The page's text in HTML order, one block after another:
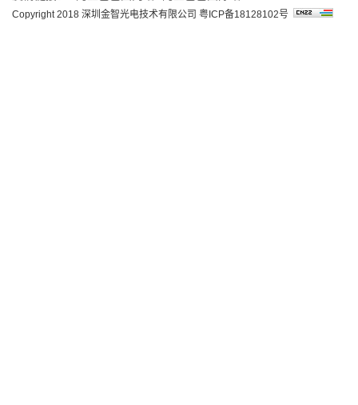
Copyright 2018 深圳金智光电技术有限公司 粤ICP备18128102号